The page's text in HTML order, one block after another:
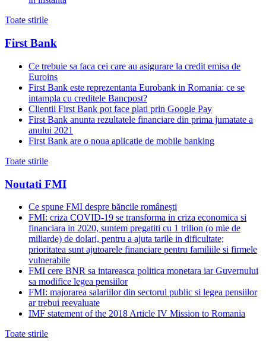
Toate stirile
First Bank
Ce trebuie sa faca cei care au asigurare la credit emisa de
Euroins
First Bank este reprezentanta Eurobank in Romania: ce se
intampla cu creditele Bancpost?
Clientii First Bank pot face plati prin Google Pay
First Bank anunta rezultatele financiare din prima jumatate a
anului 2021
First Bank are o noua aplicatie de mobile banking
Toate stirile
Noutati FMI
Ce spune FMI despre băncile românești
FMI: criza COVID-19 se transforma in criza economica si
financiara in 2020, suntem pregatiti cu 1 trilion (o mie de
miliarde) de dolari, pentru a ajuta tarile in dificultate;
prioritatea sunt ajutoarele financiare pentru familiile si firmele
vulnerabile
FMI cere BNR sa intareasca politica monetara iar Guvernului
sa modifice legea pensiilor
FMI: majorarea salariilor din sectorul public si legea pensiilor
ar trebui reevaluate
IMF statement of the 2018 Article IV Mission to Romania
Toate stirile